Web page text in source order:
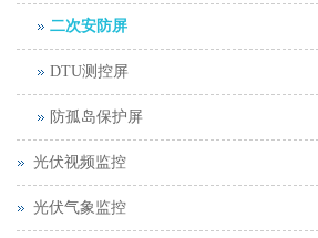
二次安防屏
DTU测控屏
防孤岛保护屏
光伏视频监控
光伏气象监控